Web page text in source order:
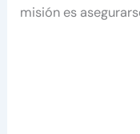
misión es